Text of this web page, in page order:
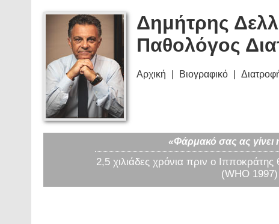
Δημήτρης
Παθολόγος
Αρχική Βιογραφικό
«Φάρμακό σας ας γίνει
2,5 χιλιάδες χρόνια πριν ο
(WHO 1997)